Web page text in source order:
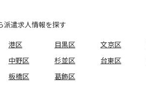
派遣求人情報を探す
港区 目黒区 文京区
中野区 杉並区 台東区
板橋区 葛飾区